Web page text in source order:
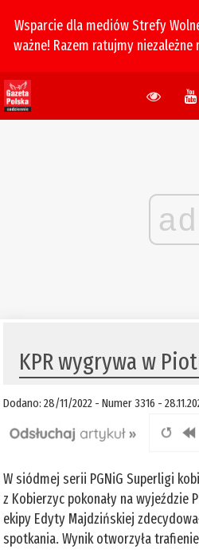
Wsparcie dla mediów Strefy
ważne! Razem ratujmy niezależne
ad
KPR wygrywa w
Dodano: 28/11/2022 - Numer 3316 -
W siódmej serii PGNiG Superligi
z Kobierzyc pokonały na wyjeździe
ekipy Edyty Majdzińskiej
spotkania. Wynik otworzyła